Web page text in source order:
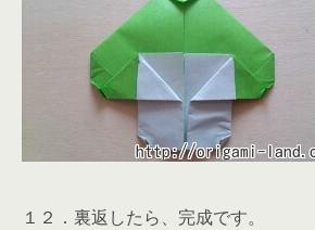
１２．裏返したら、完成です。